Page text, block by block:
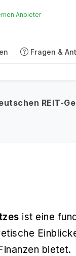
Anbieter
Fragen &
REIT-
ist eine
bietet.